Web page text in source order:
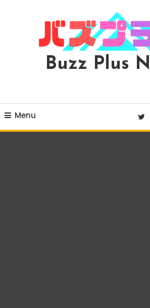
Buzz Plus
Menu